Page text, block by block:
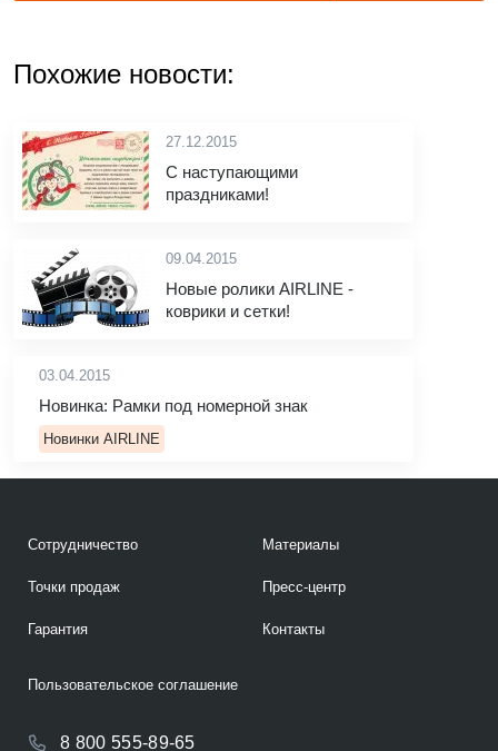
Похожие новости:
27.12.2015
С наступающими
праздниками!
09.04.2015
Новые ролики AIRLINE -
коврики и сетки!
03.04.2015
Новинка: Рамки под номерной знак
Новинки AIRLINE
Сотрудничество
Точки продаж
Гарантия
Материалы
Пресс-центр
Контакты
8 800 555-89-65
Пользовательское соглашение